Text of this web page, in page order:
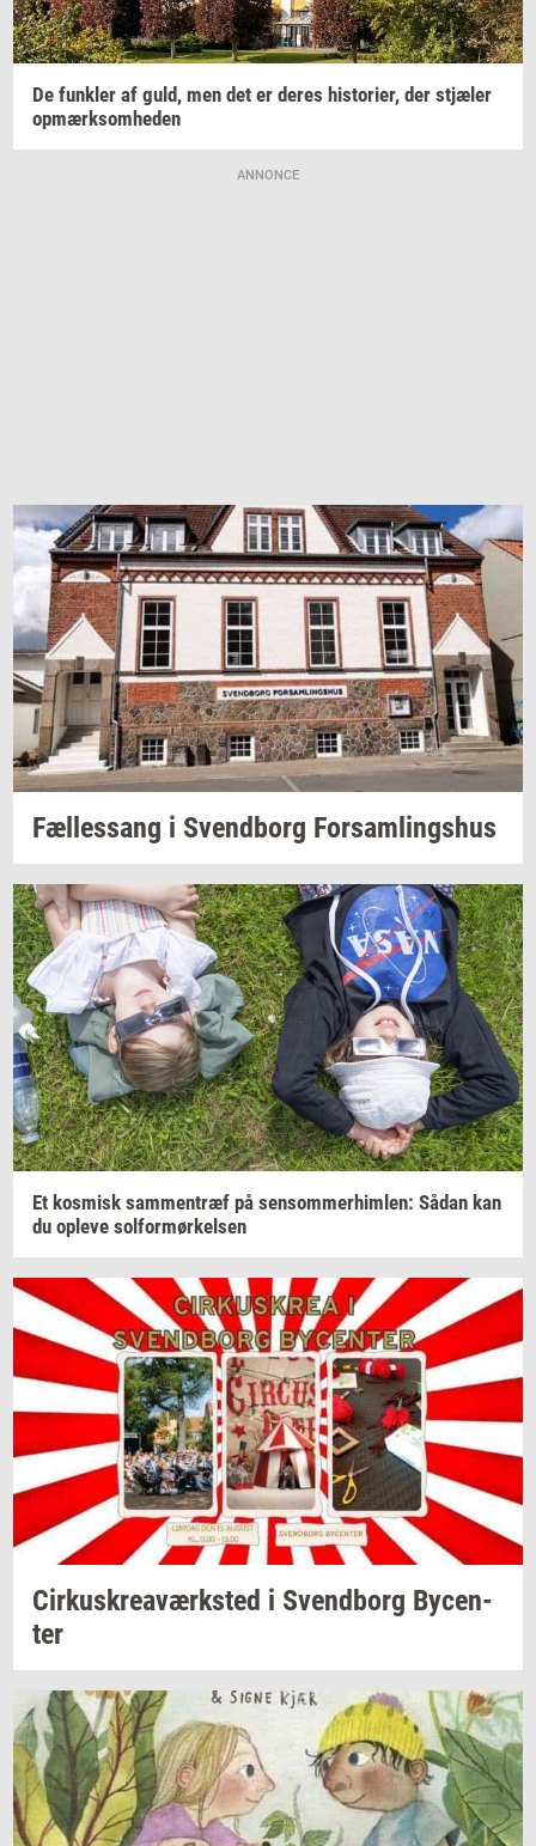
De funk­ler af guld, men det er deres hi­sto­ri­er, der stjæ­ler
op­mærk­som­he­den
ANNONCE
Fæl­les­sang i Svend­borg For­sam­lings­hus
Et kos­misk sam­men­træf på sen­som­mer­him­len: Sådan kan
du op­le­ve sol­for­mør­kel­sen
Cir­kuskrea­værk­sted i Svend­borg By­cen­
ter